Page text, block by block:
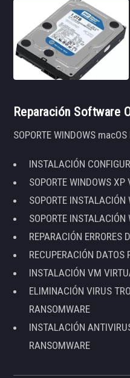
Reparación Software
SOPORTE WINDOWS
INSTALACIÓN
SOPORTE WINDOWS
SOPORTE
SOPORTE INSTALACIÓN
REPARACIÓN ERRORES
RECUPERACIÓN DATOS
INSTALACIÓN VM
ELIMINACIÓN VIRUS
RANSOMWARE
INSTALACIÓN
RANSOMWARE